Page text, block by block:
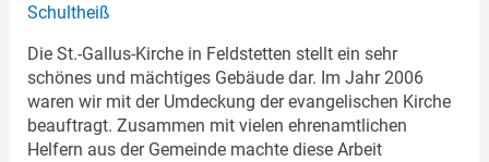
Schultheiß
Die St.-Gallus-Kirche in Feldstetten stellt ein sehr
schönes und mächtiges Gebäude dar. Im Jahr 2006
waren wir mit der Umdeckung der evangelischen Kirche
beauftragt. Zusammen mit vielen ehrenamtlichen
Helfern aus der Gemeinde machte diese Arbeit